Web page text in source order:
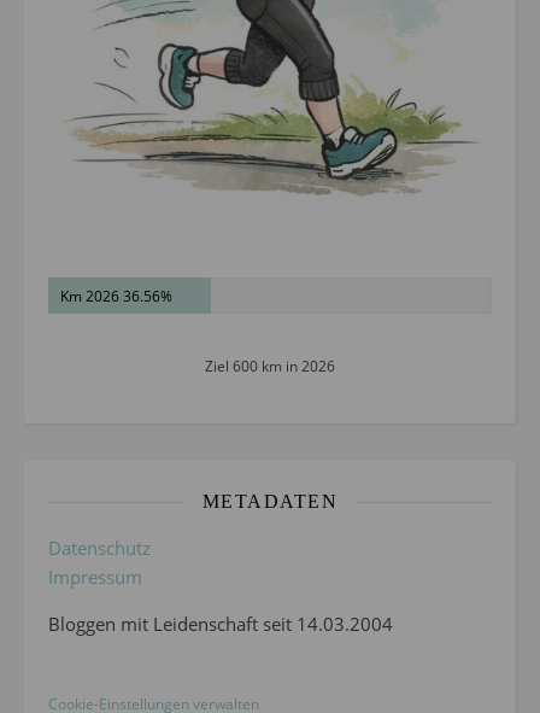
Km 2026 36.56%
Ziel 600 km in 2026
METADATEN
Datenschutz
Impressum
Bloggen mit Leidenschaft seit 14.03.2004
Cookie-Einstellungen verwalten